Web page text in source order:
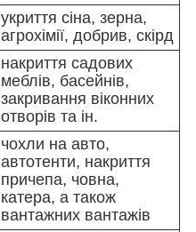
укриття сіна, зерна,
агрохімії, добрив, скірд
накриття садових
меблів, басейнів,
закривання віконних
отворів та ін.
чохли на авто,
автотенти, накриття
причепа, човна,
катера, а також
вантажних вантажів